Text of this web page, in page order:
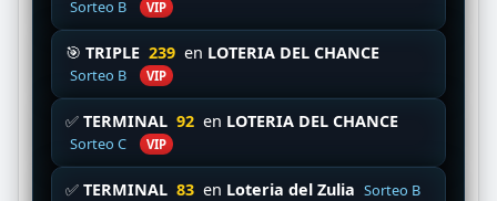
Sorteo B VIP
🎯 TRIPLE 239 en LOTERIA DEL CHANCE
Sorteo B VIP
✅ TERMINAL 92 en LOTERIA DEL CHANCE
Sorteo C VIP
✅ TERMINAL 83 en Loteria del Zulia Sorteo B